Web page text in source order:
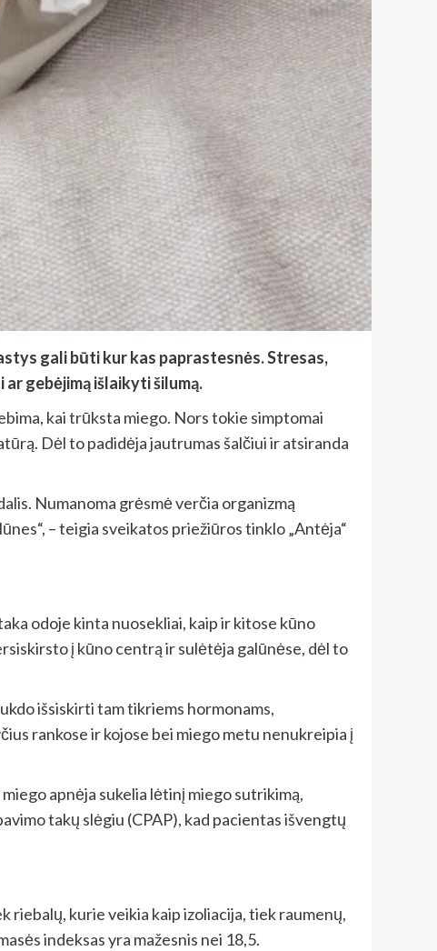
gali būti kur kas paprastesnės. Stresas,
gebėjimą išlaikyti šilumą.
kai trūksta miego. Nors tokie simptomai
Dėl to padidėja jautrumas šalčiui ir atsiranda
Numanoma grėsmė verčia organizmą
– teigia sveikatos priežiūros tinklo „Antėja“
odoje kinta nuosekliai, kaip ir kitose kūno
į kūno centrą ir sulėtėja galūnėse, dėl to
išsiskirti tam tikriems hormonams,
rankose ir kojose bei miego metu nenukreipia į
apnėja sukelia lėtinį miego sutrikimą,
takų slėgiu (CPAP), kad pacientas išvengtų
riebalų, kurie veikia kaip izoliacija, tiek raumenų,
indeksas yra mažesnis nei 18,5.